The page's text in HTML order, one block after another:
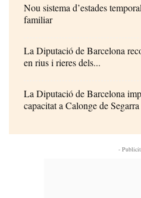
Nou sistema d’estades
familiar
La Diputació de Barcelona
en rius i rieres dels...
La Diputació de Barcelona
capacitat a Calonge de Segarra
-